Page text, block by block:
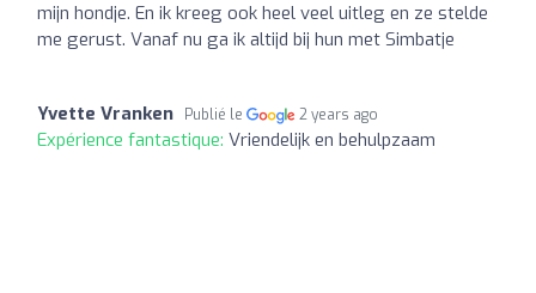
mijn hondje. En ik kreeg ook heel veel uitleg en ze stelde
me gerust. Vanaf nu ga ik altijd bij hun met Simbatje
Yvette Vranken Publié le 2 years ago
Expérience fantastique: Vriendelijk en behulpzaam